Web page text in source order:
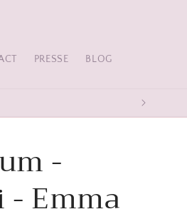
PRESSE BLOG
-
Emma